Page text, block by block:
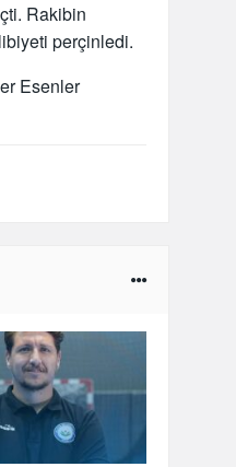
Rakibin
perçinledi.
Esenler